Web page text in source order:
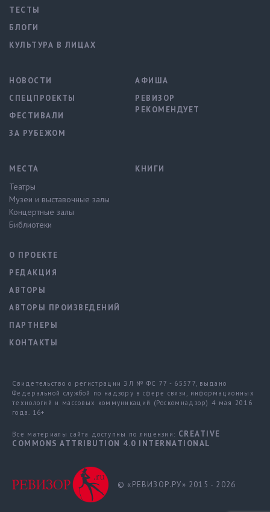
ТЕСТЫ
БЛОГИ
КУЛЬТУРА В ЛИЦАХ
НОВОСТИ
СПЕЦПРОЕКТЫ
ФЕСТИВАЛИ
ЗА РУБЕЖОМ
АФИША
РЕВИЗОР
РЕКОМЕНДУЕТ
МЕСТА
Театры
Музеи и выставочные залы
Концертные залы
Библиотеки
КНИГИ
О ПРОЕКТЕ
РЕДАКЦИЯ
АВТОРЫ
АВТОРЫ ПРОИЗВЕДЕНИЙ
ПАРТНЕРЫ
КОНТАКТЫ
Свидетельство о регистрации ЭЛ № ФС 77 - 65577, выдано
Федеральной службой по надзору в сфере связи, информационных
технологий и массовых коммуникаций (Роскомнадзор) 4 мая 2016
года. 16+
Все материалы сайта доступны по лицензии: CREATIVE
COMMONS ATTRIBUTION 4.0 INTERNATIONAL
© «РЕВИЗОР.РУ» 2015 - 2026